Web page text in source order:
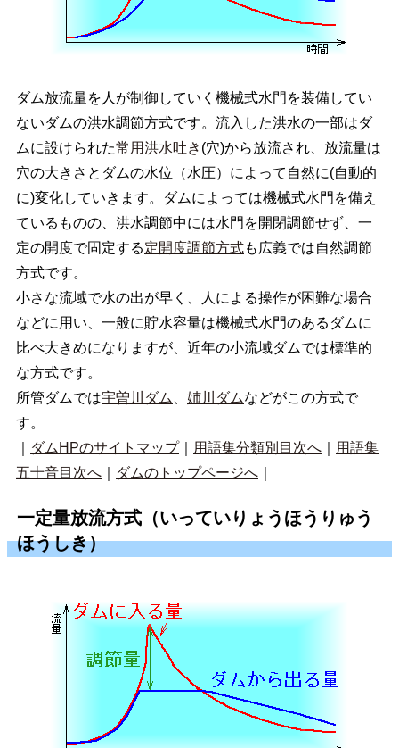
ダム放流量を人が制御していく機械式水門を装備してい
ないダムの洪水調節方式です。流入した洪水の一部はダ
ムに設けられた常用洪水吐き (穴)から放流され、放流量は
穴の大きさとダムの水位（水圧）によって自然に(自動的
に)変化していきます。ダムによっては機械式水門を備え
ているものの、洪水調節中には水門を開閉調節せず、一
定の開度で固定する定開度調節方式も広義では自然調節
方式です。
小さな流域で水の出が早く、人による操作が困難な場合
などに用い、一般に貯水容量は機械式水門のあるダムに
比べ大きめになりますが、近年の小流域ダムでは標準的
な方式です。
所管ダムでは宇曽川ダム 姉川ダムなどがこの方式で
す。
ダムHPのサイトマップ｜ 用語集分類別目次へ
用語集
五十音目次へ
ダムのトップページへ
一定量放流方式（いっていりょうほうりゅう
ほうしき）